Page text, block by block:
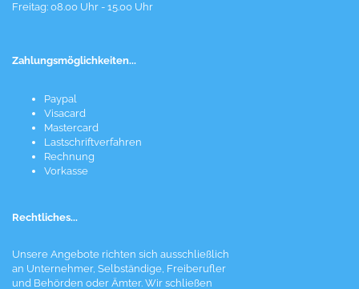
Freitag: 08.00 Uhr - 15.00 Uhr
Zahlungsmöglichkeiten...
Paypal
Visacard
Mastercard
Lastschriftverfahren
Rechnung
Vorkasse
Rechtliches...
Unsere Angebote richten sich ausschließlich
an Unternehmer, Selbständige, Freiberufler
und Behörden oder Ämter. Wir schließen